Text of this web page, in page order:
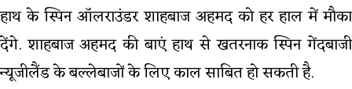
हाथ के स्पिन ऑलराउंडर शाहबाज अहमद को हर हाल में मौका
देंगे. शाहबाज अहमद की बाएं हाथ से खतरनाक स्पिन गेंदबाजी
न्यूजीलैंड के बल्लेबाजों के लिए काल साबित हो सकती है.